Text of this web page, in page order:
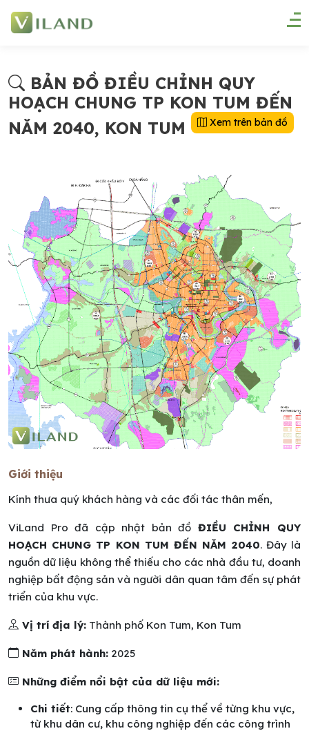
BẢN ĐỒ ĐIỀU CHỈNH QUY
HOẠCH CHUNG TP KON TUM ĐẾN
NĂM 2040, KON TUM
Xem trên bản đồ
Giới thiệu
Kính thưa quý khách hàng và các đối tác thân mến,
ViLand Pro đã cập nhật bản đồ ĐIỀU CHỈNH QUY
HOẠCH CHUNG TP KON TUM ĐẾN NĂM 2040. Đây là
nguồn dữ liệu không thể thiếu cho các nhà đầu tư, doanh
nghiệp bất động sản và người dân quan tâm đến sự phát
triển của khu vực.
Vị trí địa lý: Thành phố Kon Tum, Kon Tum
Năm phát hành: 2025
Những điểm nổi bật của dữ liệu mới:
Chi tiết: Cung cấp thông tin cụ thể về từng khu vực,
từ khu dân cư, khu công nghiệp đến các công trình